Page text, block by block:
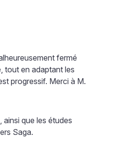
fermé
tout en adaptant les
progressif. Merci à M.
que les études
Saga.